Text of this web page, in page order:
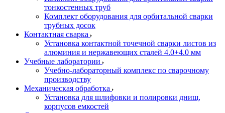
тонкостенных труб
Комплект оборудования для орбитальной сварки
трубных досок
Контактная сварка
Установка контактной точечной сварки листов из
алюминия и нержавеющих сталей 4.0+4.0 мм
Учебные лаборатории
Учебно-лабораторный комплекс по сварочному
производству
Механическая обработка
Установка для шлифовки и полировки днищ,
корпусов емкостей